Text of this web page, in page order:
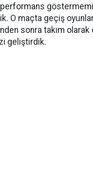
performans
O maçta geçiş
sonra takım
geliştirdik.